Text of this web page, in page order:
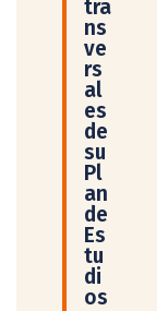
tra
ns
ve
rs
al
es
de
su
Pl
an
de
Es
tu
di
os